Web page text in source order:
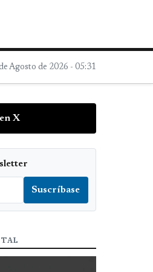
Agosto de 2026 - 05:31
X